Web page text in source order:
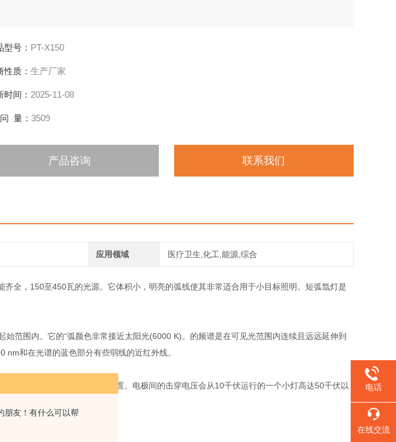
朋友！有什么可以帮
型号： PT-X150
性质： 生产厂家
时间： 2025-11-08
量： 3509
产品咨询 联系我们
应用领域 医疗卫生,化工,能源,综合
齐全，150至450瓦的光源。它体积小，明亮的弧线使其非常适合用于小目标照明。短弧氙灯是
围内。它的“弧颜色非常接近太阳光(6000 K)。的频谱是在可见光范围内连续且远远延伸到
和在光谱的蓝色部分有些弱线的近红外线。
率和可用于运行在一个垂直位置。电极间的击穿电压会从10千伏运行的一个小灯高达50千伏以
电话
在线交流